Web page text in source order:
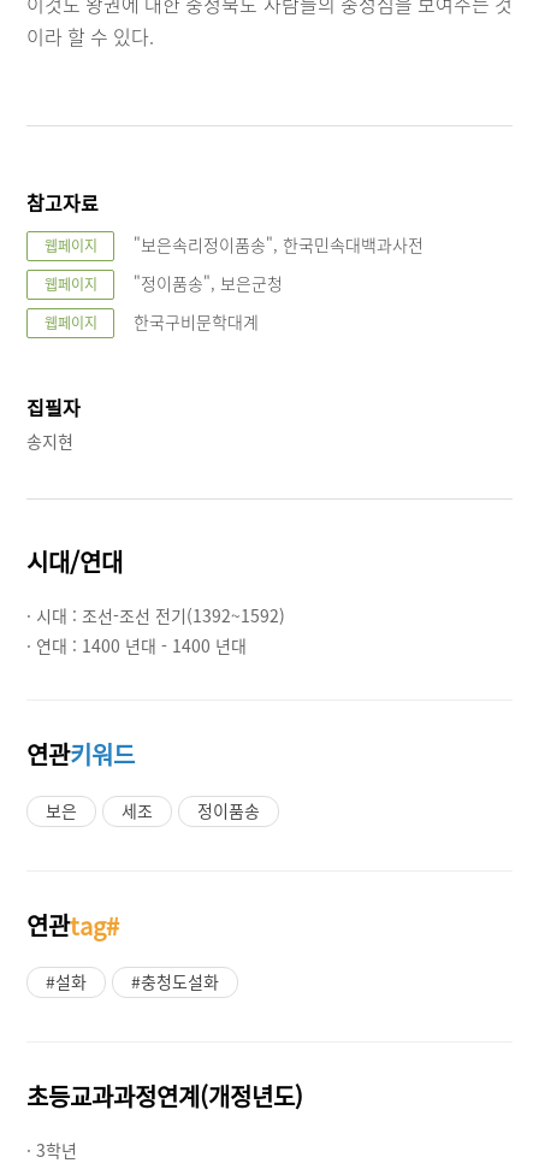
이라 할 수 있다.
참고자료
웹페이지 "보은속리정이품송", 한국민속대백과사전
웹페이지 "정이품송", 보은군청
웹페이지 한국구비문학대계
집필자
송지현
시대/연대
· 시대 : 조선-조선 전기(1392~1592)
· 연대 : 1400 년대 - 1400 년대
연관키워드
보은 세조 정이품송
연관tag#
#설화 #충청도설화
초등교과과정연계(개정년도)
· 3학년